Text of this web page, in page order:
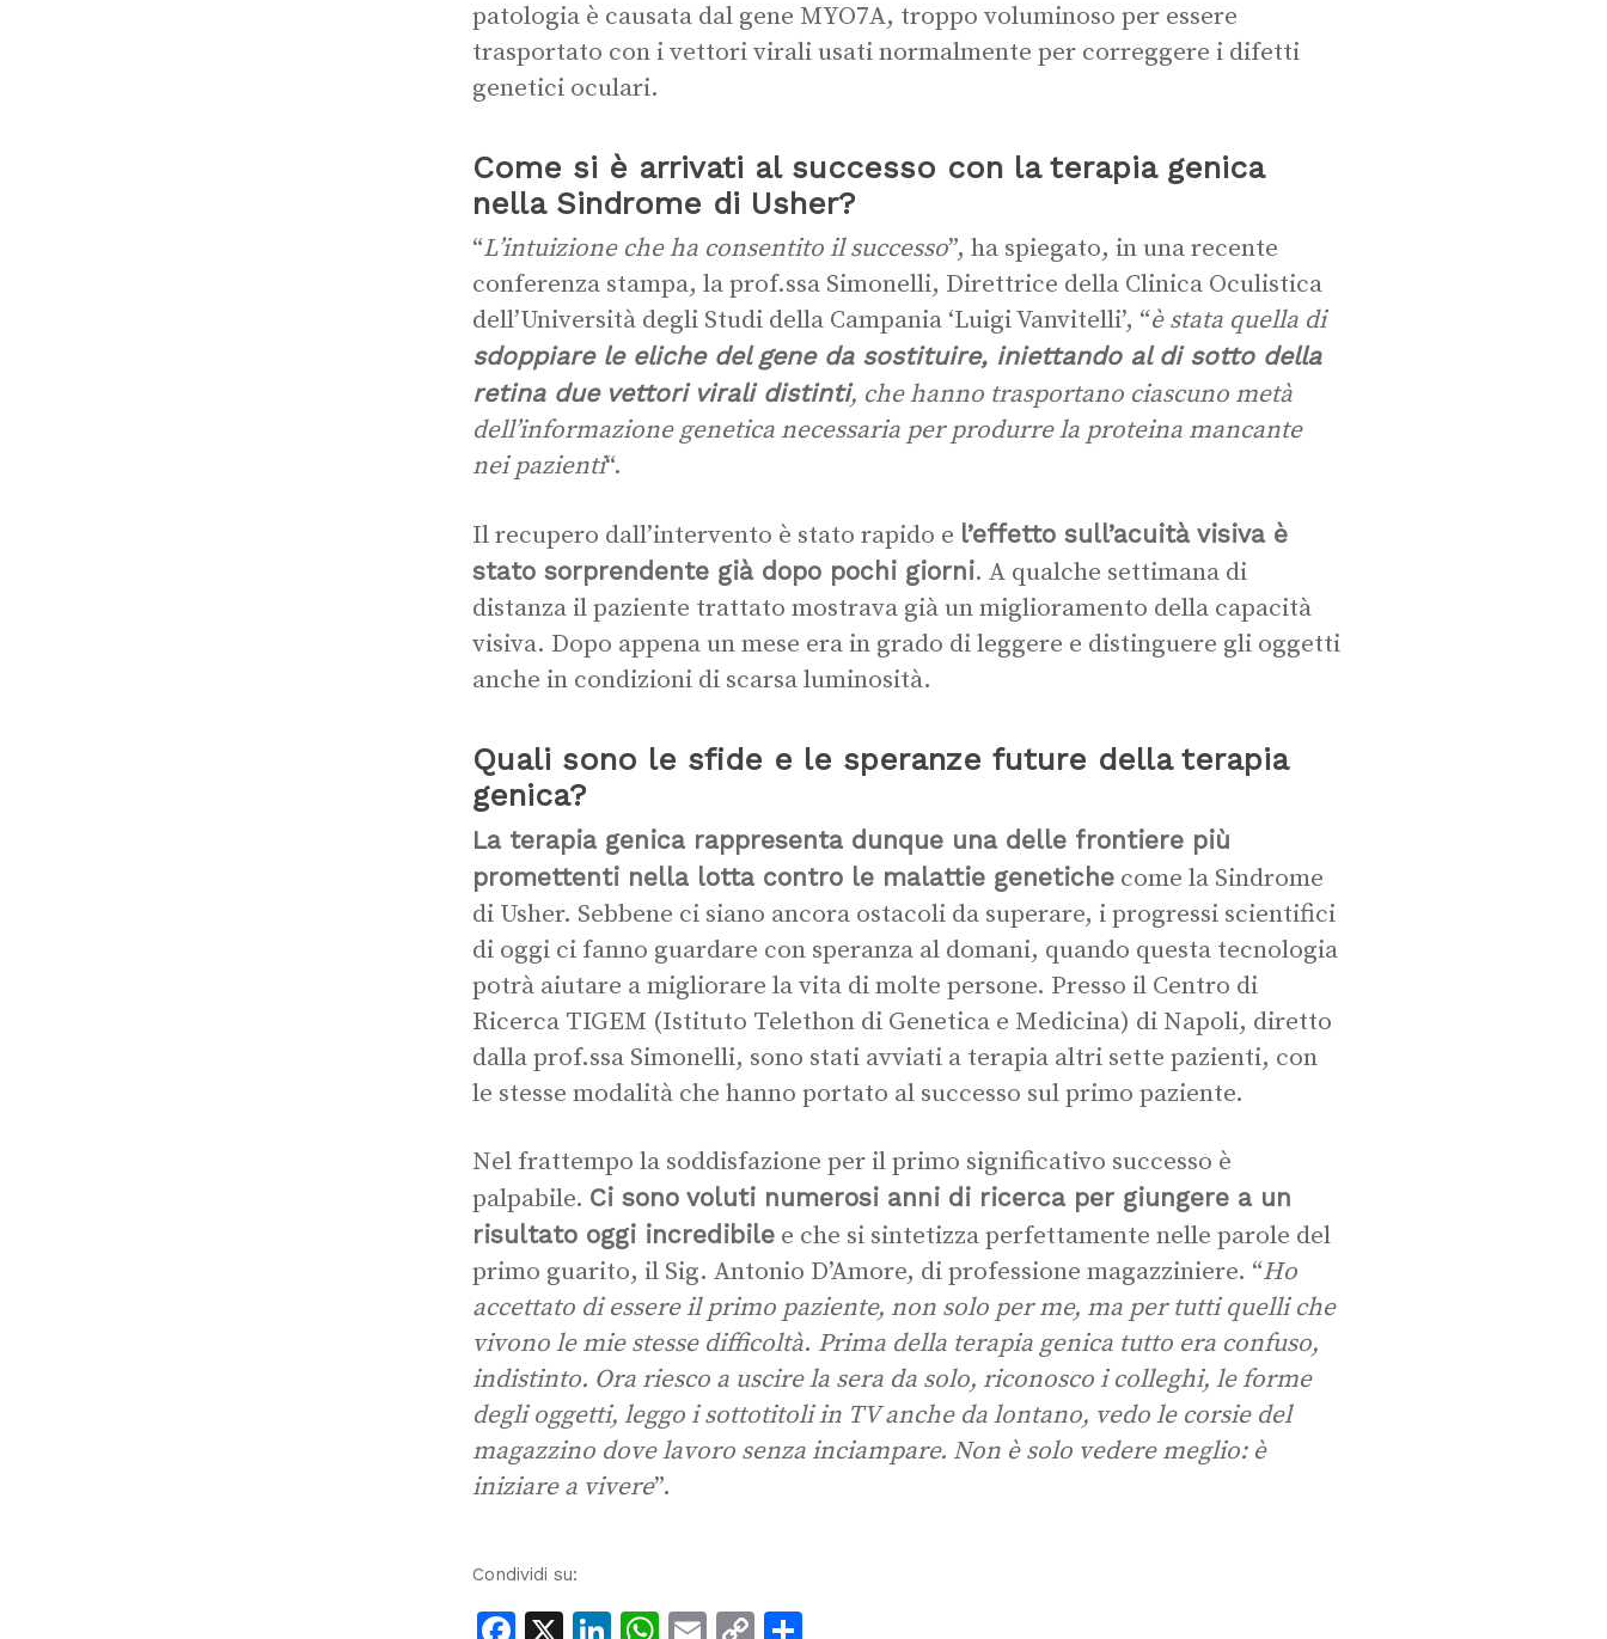
patologia è causata dal gene MYO7A, troppo voluminoso per essere
trasportato con i vettori virali usati normalmente per correggere i difetti
genetici oculari.
Come si è arrivati al successo con la terapia genica
nella Sindrome di Usher?
“L’intuizione che ha consentito il successo”, ha spiegato, in una recente
conferenza stampa, la prof.ssa Simonelli, Direttrice della Clinica Oculistica
dell’Università degli Studi della Campania ‘Luigi Vanvitelli’, “è stata quella di
sdoppiare le eliche del gene da sostituire, iniettando al di sotto della
retina due vettori virali distinti, che hanno trasportano ciascuno metà
dell’informazione genetica necessaria per produrre la proteina mancante
nei pazienti“.
Il recupero dall’intervento è stato rapido e l’effetto sull’acuità visiva è
stato sorprendente già dopo pochi giorni. A qualche settimana di
distanza il paziente trattato mostrava già un miglioramento della capacità
visiva. Dopo appena un mese era in grado di leggere e distinguere gli oggetti
anche in condizioni di scarsa luminosità.
Quali sono le sfide e le speranze future della terapia
genica?
La terapia genica rappresenta dunque una delle frontiere più
promettenti nella lotta contro le malattie genetiche come la Sindrome
di Usher. Sebbene ci siano ancora ostacoli da superare, i progressi scientifici
di oggi ci fanno guardare con speranza al domani, quando questa tecnologia
potrà aiutare a migliorare la vita di molte persone. Presso il Centro di
Ricerca TIGEM (Istituto Telethon di Genetica e Medicina) di Napoli, diretto
dalla prof.ssa Simonelli, sono stati avviati a terapia altri sette pazienti, con
le stesse modalità che hanno portato al successo sul primo paziente.
Nel frattempo la soddisfazione per il primo significativo successo è
palpabile. Ci sono voluti numerosi anni di ricerca per giungere a un
risultato oggi incredibile e che si sintetizza perfettamente nelle parole del
primo guarito, il Sig. Antonio D’Amore, di professione magazziniere. “Ho
accettato di essere il primo paziente, non solo per me, ma per tutti quelli che
vivono le mie stesse difficoltà. Prima della terapia genica tutto era confuso,
indistinto. Ora riesco a uscire la sera da solo, riconosco i colleghi, le forme
degli oggetti, leggo i sottotitoli in TV anche da lontano, vedo le corsie del
magazzino dove lavoro senza inciampare. Non è solo vedere meglio: è
iniziare a vivere”.
Condividi su: